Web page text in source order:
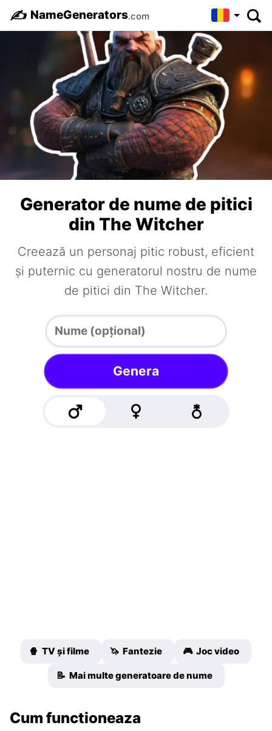
✍️ NameGenerators.com
Generator de nume de pitici
din The Witcher
Creează un personaj pitic robust, eficient
și puternic cu generatorul nostru de nume
de pitici din The Witcher.
Genera
🍿 TV și filme 🦄 Fantezie 🎮 Joc video
📝 Mai multe generatoare de nume
Cum functioneaza